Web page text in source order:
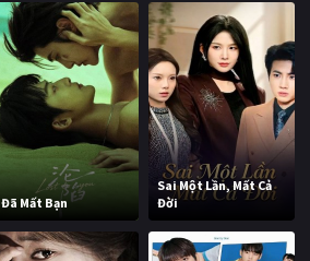
Đã Mất Bạn
Sai Một Lần, Mất Cả
Đời